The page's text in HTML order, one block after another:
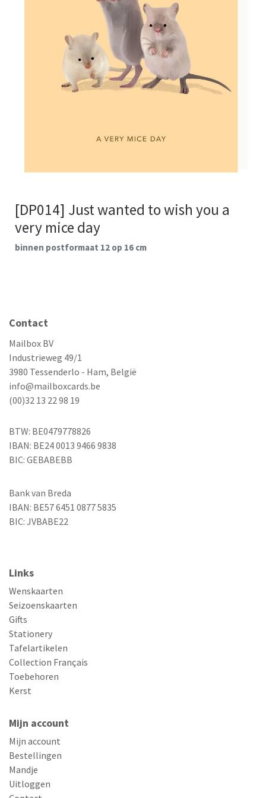
[DP014] Just wanted to wish you a
very mice day
binnen postformaat 12 op 16 cm
Contact
Mailbox BV
Industrieweg 49/1
3980 Tessenderlo - Ham, België
info@mailboxcards.be
(00)32 13 22 98 19
BTW: BE0479778826
IBAN: BE24 0013 9466 9838
BIC: GEBABEBB
Bank van Breda
IBAN: BE57 6451 0877 5835
BIC: JVBABE22
Links
Wenskaarten
Seizoenskaarten
Gifts
Stationery
Tafelartikelen
Collection Français
Toebehoren
Kerst
Mijn account
Mijn account
Bestellingen
Mandje
Uitloggen